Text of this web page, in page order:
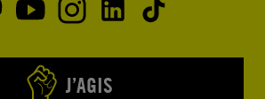
J’AGIS